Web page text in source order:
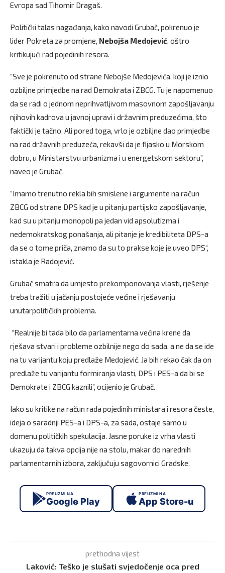
Evropa sad Tihomir Dragaš.
Politički talas nagađanja, kako navodi Grubač, pokrenuo je
lider Pokreta za promjene, Nebojša Medojević, oštro
kritikujući rad pojedinih resora.
“Sve je pokrenuto od strane Nebojše Medojevića, koji je iznio
ozbiljne primjedbe na rad Demokrata i ZBCG. Tu je napomenuo
da se radi o jednom neprihvatljivom masovnom zapošljavanju
njihovih kadrova u javnoj upravi i državnim preduzećima, što
faktički je tačno. Ali pored toga, vrlo je ozbiljne dao primjedbe
na rad državnih preduzeća, rekavši da je fijasko u Morskom
dobru, u Ministarstvu urbanizma i u energetskom sektoru”,
naveo je Grubač.
“Imamo trenutno rekla bih smislene i argumente na račun
ZBCG od strane DPS kad je u pitanju partijsko zapošljavanje,
kad su u pitanju monopoli pa jedan vid apsolutizma i
nedemokratskog ponašanja, ali pitanje je kredibiliteta DPS-a
da se o tome priča, znamo da su to prakse koje je uveo DPS“,
istakla je Radojević.
Grubač smatra da umjesto prekomponovanja vlasti, rješenje
treba tražiti u jačanju postojeće većine i rješavanju
unutarpolitičkih problema.
“Realnije bi tada bilo da parlamentarna većina krene da
rješava stvari i probleme ozbilnije nego do sada, a ne da se ide
na tu varijantu koju predlaže Medojević. Ja bih rekao čak da on
predlaže tu varijantu formiranja vlasti, DPS i PES-a da bi se
Demokrate i ZBCG kaznili”, ocijenio je Grubač.
Iako su kritike na račun rada pojedinih ministara i resora česte,
ideja o saradnji PES-a i DPS-a, za sada, ostaje samo u
domenu političkih spekulacija. Jasne poruke iz vrha vlasti
ukazuju da takva opcija nije na stolu, makar do narednih
parlamentarnih izbora, zaključuju sagovornici Gradske.
PREUZMI NA
Google Play
PREUZMI NA
App Store-u
prethodna vijest
Laković: Teško je slušati svjedočenje oca pred